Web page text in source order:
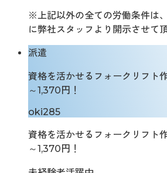
※上記以外の全ての労働条件は
に弊社スタッフより開示させて
派遣
資格を活かせるフォークリフト
～1,370円！
oki285
資格を活かせるフォークリフト
～1,370円！